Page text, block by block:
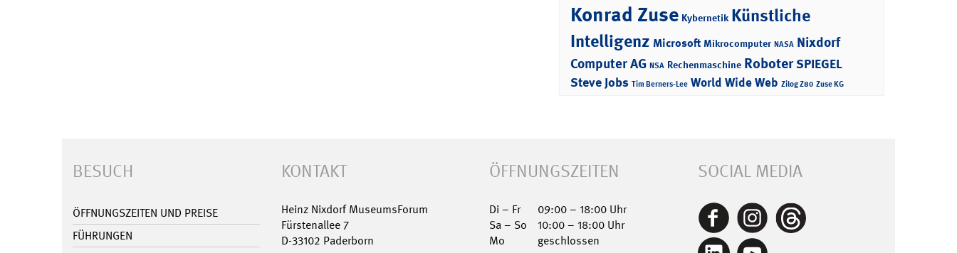
Konrad Zuse Kybernetik Künstliche
Intelligenz Microsoft Mikrocomputer NASA Nixdorf
Computer AG NSA Rechenmaschine RoboterSPIEGEL
Steve Jobs Tim Berners-Lee World Wide Web Zilog Z80 Zuse KG
BESUCH
ÖFFNUNGSZEITEN UND PREISE
FÜHRUNGEN
KONTAKT
Heinz Nixdorf MuseumsForum
Fürstenallee 7
D-33102 Paderborn
ÖFFNUNGSZEITEN
Di – Fr
09:00 – 18:00 Uhr
Sa – So
10:00 – 18:00 Uhr
Mo
geschlossen
SOCIAL MEDIA